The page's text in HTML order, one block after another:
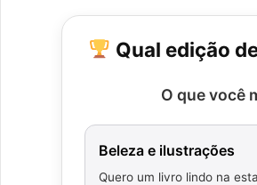
Qual edição
O que você
Beleza e ilustrações
Quero um livro lindo na